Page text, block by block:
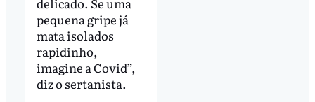
pequena gripe já
mata isolados
rapidinho,
imagine a Covid”,
diz o sertanista.